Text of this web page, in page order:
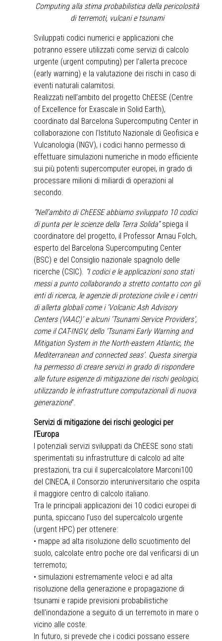
Computing alla stima probabilistica della pericolosità
di terremoti, vulcani e tsunami
Sviluppati codici numerici e applicazioni che
potranno essere utilizzati come servizi di calcolo
urgente (urgent computing) per l’allerta precoce
(early warning) e la valutazione dei rischi in caso di
eventi naturali calamitosi.
Realizzati nell’ambito del progetto ChEESE (Centre
of Excellence for Exascale in Solid Earth),
coordinato dal Barcelona Supercomputing Center in
collaborazione con l’Istituto Nazionale di Geofisica e
Vulcanologia (INGV), i codici hanno permesso di
effettuare simulazioni numeriche in modo efficiente
sui più potenti supercomputer europei, in grado di
processare milioni di miliardi di operazioni al
secondo.
“Nell’ambito di ChEESE abbiamo sviluppato 10 codici
di punta per le scienze della Terra Solida”spiega il
coordinatore del progetto, il Professor Arnau Folch,
esperto del Barcelona Supercomputing Center
(BSC) e del Consiglio nazionale spagnolo delle
ricerche (CSIC). “I codici e le applicazioni sono stati
messi a punto collaborando a stretto contatto con gli
enti di ricerca, le agenzie di protezione civile e i centri
di allerta globali come i ‘Volcanic Ash Advisory
Centers (VAAC)’ e alcuni ‘Tsunami Service Providers’,
come il CAT-INGV, dello ‘Tsunami Early Warning and
Mitigation System in the North-eastern Atlantic, the
Mediterranean and connected seas’. Questa sinergia
ha permesso di creare servizi in grado di rispondere
alle future esigenze di mitigazione dei rischi geologici,
utilizzando le infrastrutture computazionali di nuova
generazione”.
Servizi di mitigazione dei rischi geologici per
l'Europa
I potenziali servizi sviluppati da ChEESE sono stati
sperimentati su infrastrutture di calcolo ad alte
prestazioni, tra cui il supercalcolatore Marconi100
del CINECA, il Consorzio interuniversitario che ospita
il maggiore centro di calcolo italiano.
Tra le principali applicazioni dei 10 codici europei di
punta, spiccano l’uso del supercalcolo urgente
(urgent HPC) per ottenere:
• mappe ad alta risoluzione dello scuotimento del
suolo, calcolate entro poche ore dal verificarsi di un
terremoto;
• simulazioni estremamente veloci e ad alta
risoluzione della generazione e propagazione di
tsunami e rapide previsioni probabilistiche
dell'inondazione a seguito di un terremoto in mare o
vicino alle coste.
In futuro, si prevede che i codici possano essere